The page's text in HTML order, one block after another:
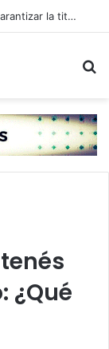
Indert impulsa la “Nueva Ruralidad” para garantizar la titulación de tierras a familias campesinas.
¿Qué